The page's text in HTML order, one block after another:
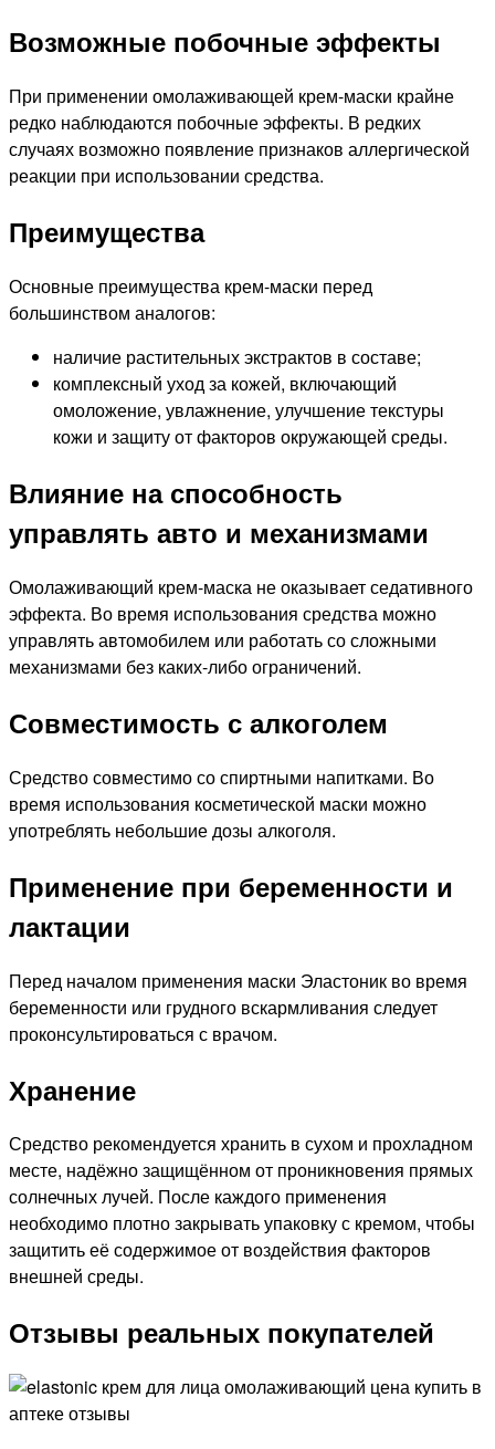
Возможные побочные эффекты
При применении омолаживающей крем-маски крайне
редко наблюдаются побочные эффекты. В редких
случаях возможно появление признаков аллергической
реакции при использовании средства.
Преимущества
Основные преимущества крем-маски перед
большинством аналогов:
наличие растительных экстрактов в составе;
комплексный уход за кожей, включающий
омоложение, увлажнение, улучшение текстуры
кожи и защиту от факторов окружающей среды.
Влияние на способность
управлять авто и механизмами
Омолаживающий крем-маска не оказывает седативного
эффекта. Во время использования средства можно
управлять автомобилем или работать со сложными
механизмами без каких-либо ограничений.
Совместимость с алкоголем
Средство совместимо со спиртными напитками. Во
время использования косметической маски можно
употреблять небольшие дозы алкоголя.
Применение при беременности и
лактации
Перед началом применения маски Эластоник во время
беременности или грудного вскармливания следует
проконсультироваться с врачом.
Хранение
Средство рекомендуется хранить в сухом и прохладном
месте, надёжно защищённом от проникновения прямых
солнечных лучей. После каждого применения
необходимо плотно закрывать упаковку с кремом, чтобы
защитить её содержимое от воздействия факторов
внешней среды.
Отзывы реальных покупателей